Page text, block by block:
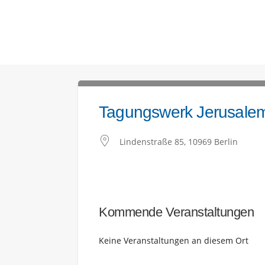
Tagungswerk
Lindenstraße 85, 10969 Berlin
Kommende Veranstaltungen
Keine Veranstaltungen an diesem Ort